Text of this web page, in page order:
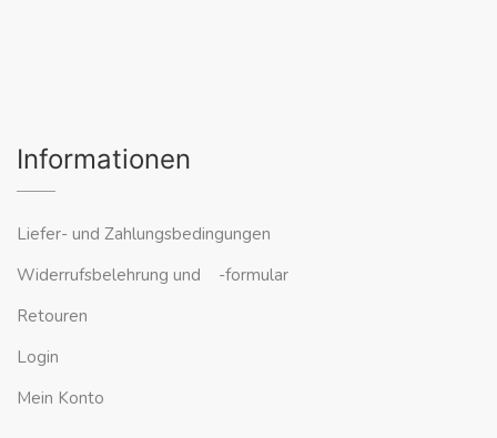
Informationen
Liefer- und Zahlungsbedingungen
Widerrufsbelehrung und -formular
Retouren
Login
Mein Konto